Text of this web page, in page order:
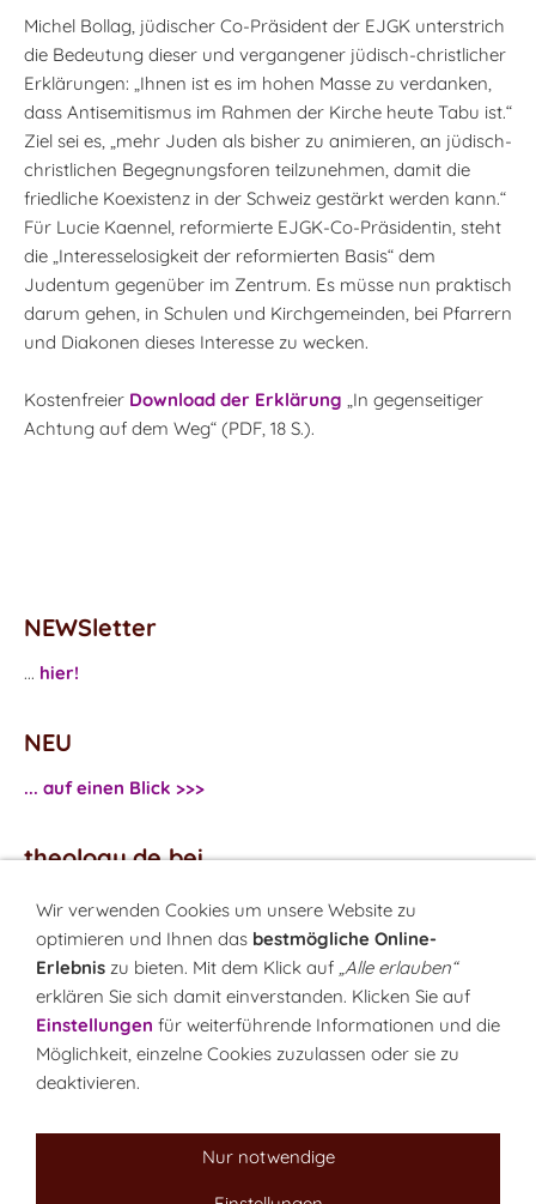
Michel Bollag, jüdischer Co-Präsident der EJGK unterstrich
die Bedeutung dieser und vergangener jüdisch-christlicher
Erklärungen: „Ihnen ist es im hohen Masse zu verdanken,
dass Antisemitismus im Rahmen der Kirche heute Tabu ist.“
Ziel sei es, „mehr Juden als bisher zu animieren, an jüdisch-
christlichen Begegnungsforen teilzunehmen, damit die
friedliche Koexistenz in der Schweiz gestärkt werden kann.“
Für Lucie Kaennel, reformierte EJGK-Co-Präsidentin, steht
die „Interesselosigkeit der reformierten Basis“ dem
Judentum gegenüber im Zentrum. Es müsse nun praktisch
darum gehen, in Schulen und Kirchgemeinden, bei Pfarrern
und Diakonen dieses Interesse zu wecken.
Kostenfreier Download der Erklärung „In gegenseitiger
Achtung auf dem Weg“ (PDF, 18 S.).
NEWSletter
... hier!
NEU
... auf einen Blick >>>
theology.de bei
...Facebook
...Twitter
Monatsrätsel
Rätseln & Gewinnen!
Wir verwenden Cookies um unsere Website zu
optimieren und Ihnen das bestmögliche Online-
Erlebnis zu bieten. Mit dem Klick auf „Alle erlauben“
erklären Sie sich damit einverstanden. Klicken Sie auf
Einstellungen für weiterführende Informationen und die
Möglichkeit, einzelne Cookies zuzulassen oder sie zu
deaktivieren.
Nur notwendige